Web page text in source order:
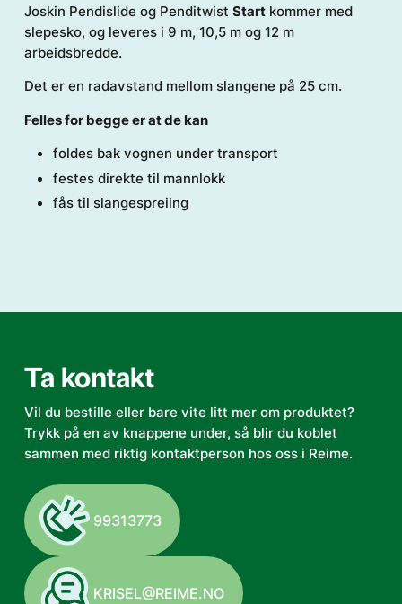
Joskin Pendislide og Penditwist Startkommer med
slepesko, og leveres i 9 m, 10,5 m og 12 m
arbeidsbredde.
Det er en radavstand mellom slangene på 25 cm.
Felles for begge er at de kan
foldes bak vognen under transport
festes direkte til mannlokk
fås til slangespreiing
Ta kontakt
Vil du bestille eller bare vite litt mer om produktet?
Trykk på en av knappene under, så blir du koblet
sammen med riktig kontaktperson hos oss i Reime.
99313773
KRISEL@REIME.NO